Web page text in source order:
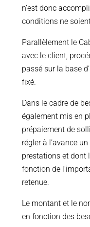
n’est donc
conditions ne
Parallèlement le
avec le client,
passé sur la base
fixé.
Dans le cadre de
également mis en
prépaiement de
régler à l’avance
prestations et dont
fonction de
retenue.
Le montant et le
en fonction des